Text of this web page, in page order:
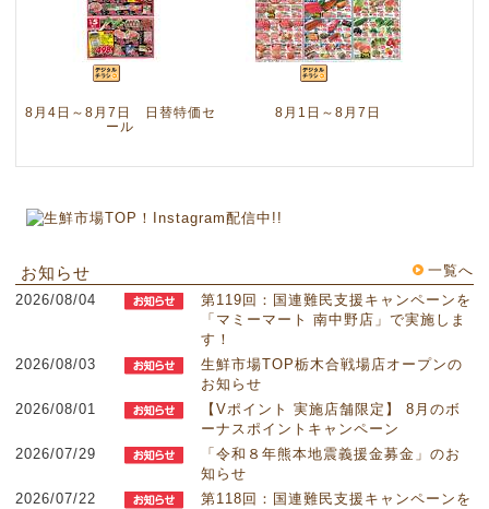
8月4日～8月7日 日替特価セ
ール
8月1日～8月7日
お知らせ
2026/08/04
第119回：国連難民支援キャンペーンを
「マミーマート 南中野店」で実施しま
す！
2026/08/03
生鮮市場TOP栃木合戦場店オープンの
お知らせ
2026/08/01
【Vポイント 実施店舗限定】 8月のボ
ーナスポイントキャンペーン
2026/07/29
「令和８年熊本地震義援金募金」のお
知らせ
2026/07/22
第118回：国連難民支援キャンペーンを
一覧へ